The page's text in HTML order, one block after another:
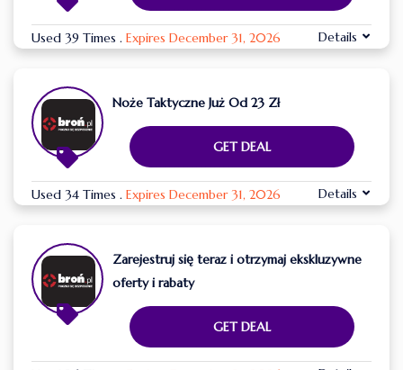
Used 39 Times . Expires December 31, 2026 Details
Noże Taktyczne Już Od 23 Zł
GET DEAL
Used 34 Times . Expires December 31, 2026 Details
Zarejestruj się teraz i otrzymaj ekskluzywne
oferty i rabaty
GET DEAL